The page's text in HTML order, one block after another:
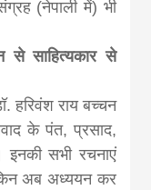
(नेपाली में) भी
से साहित्यकार से
हरिवंश राय बच्चन
के पंत, प्रसाद,
इनकी सभी रचनाएं
अब अध्ययन कर